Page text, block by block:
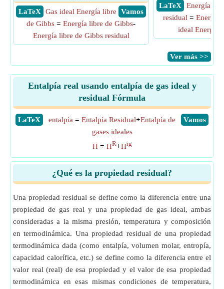
​ LaTeX
​ Vamos
Gas ideal Energía libre
de Gibbs = Energía libre de Gibbs-
Energía libre de Gibbs residual
​ LaTeX
Energía
residual = Energía
ideal Energía
​Ver más >>
Entalpía real usando entalpía de gas ideal y
residual Fórmula
​LaTeX ​Vamos
entalpía = Entalpía Residual+Entalpía de
gases ideales
H= HR+Hig
¿Qué es la propiedad residual?
Una propiedad residual se define como la diferencia entre una
propiedad de gas real y una propiedad de gas ideal, ambas
consideradas a la misma presión, temperatura y composición
en termodinámica. Una propiedad residual de una propiedad
termodinámica dada (como entalpía, volumen molar, entropía,
capacidad calorífica, etc.) se define como la diferencia entre el
valor real (real) de esa propiedad y el valor de esa propiedad
termodinámica en esas mismas condiciones de temperatura,